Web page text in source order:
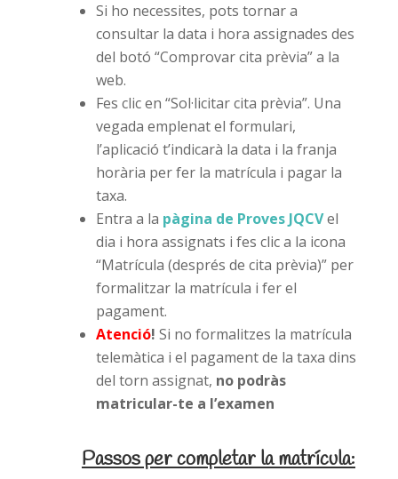
Si ho necessites, pots tornar a
consultar la data i hora assignades des
del botó “Comprovar cita prèvia” a la
web.
Fes clic en “Sol·licitar cita prèvia”. Una
vegada emplenat el formulari,
l’aplicació t’indicarà la data i la franja
horària per fer la matrícula i pagar la
taxa.
Entra a la pàgina de Proves JQCVel
dia i hora assignats i fes clic a la icona
“Matrícula (després de cita prèvia)” per
formalitzar la matrícula i fer el
pagament.
Atenció! Si no formalitzes la matrícula
telemàtica i el pagament de la taxa dins
del torn assignat, no podràs
matricular-te a l’examen
Passos per completar la matrícula: